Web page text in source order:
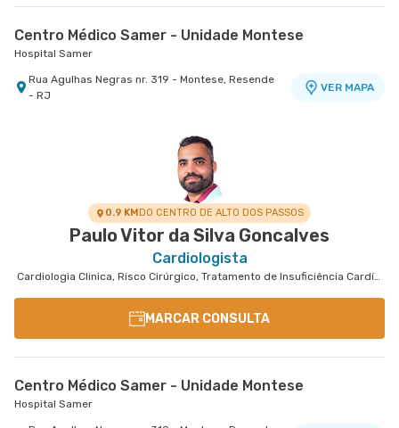
Centro Médico Samer - Unidade Montese
Hospital Samer
Rua Agulhas Negras nr. 319 - Montese, Resende
- RJ
VER MAPA
0.9 KMDO CENTRO DE ALTO DOS PASSOS
Paulo Vitor da Silva Goncalves
Cardiologista
Cardiologia Clinica, Risco Cirúrgico, Tratamento de Insuficiência Cardíaca
MARCAR CONSULTA
Centro Médico Samer - Unidade Montese
Hospital Samer